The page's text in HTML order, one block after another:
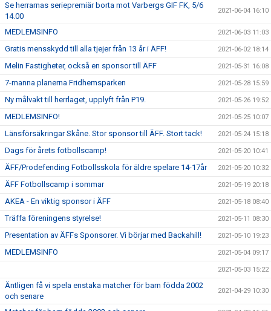
Se herrarnas seriepremiär borta mot Varbergs GIF FK, 5/6
14.00
2021-06-04 16:10
MEDLEMSINFO 2021-06-03 11:03
Gratis mensskydd till alla tjejer från 13 år i ÄFF! 2021-06-02 18:14
Melin Fastigheter, också en sponsor till ÄFF 2021-05-31 16:08
7-manna planerna Fridhemsparken 2021-05-28 15:59
Ny målvakt till herrlaget, upplyft från P19. 2021-05-26 19:52
MEDLEMSINFO! 2021-05-25 10:07
Länsförsäkringar Skåne. Stor sponsor till ÄFF. Stort tack! 2021-05-24 15:18
Dags för årets fotbollscamp! 2021-05-20 10:41
ÄFF/Prodefending Fotbollsskola för äldre spelare 14-17år 2021-05-20 10:32
ÄFF Fotbollscamp i sommar 2021-05-19 20:18
AKEA - En viktig sponsor i ÄFF 2021-05-18 08:40
Träffa föreningens styrelse! 2021-05-11 08:30
Presentation av ÄFFs Sponsorer. Vi börjar med Backahill! 2021-05-10 19:23
MEDLEMSINFO 2021-05-04 09:17
2021-05-03 15:22
Äntligen få vi spela enstaka matcher för barn födda 2002
och senare
2021-04-29 10:30